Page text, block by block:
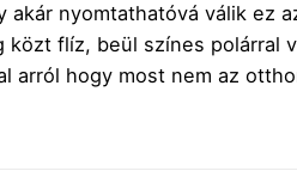
nyomtathatóvá válik ez
flíz, beül színes polárral
arról hogy most nem az